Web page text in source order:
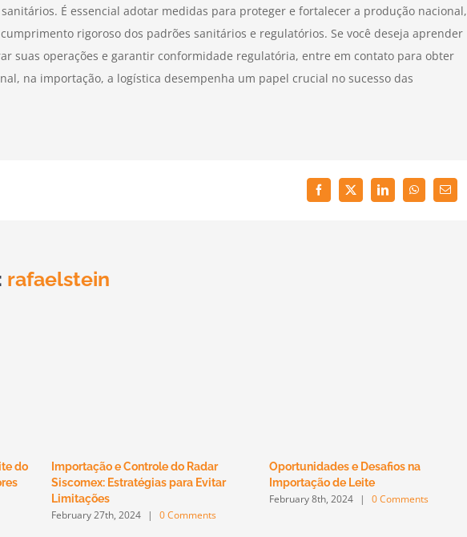
É essencial adotar medidas para proteger e fortalecer a produção nacional,
rigoroso dos padrões sanitários e regulatórios. Se você deseja aprender
suas operações e garantir conformidade regulatória, entre em contato para obter
na importação, a logística desempenha um papel crucial no sucesso das
FacebookTwitterLinkedInWhatsAppEmail
rafaelstein
do
Importação e Controle do Radar
Siscomex: Estratégias para Evitar
Limitações
February 27th, 2024 | 0 Comments
Oportunidades e Desafios na
Importação de Leite
February 8th, 2024 | 0 Comments